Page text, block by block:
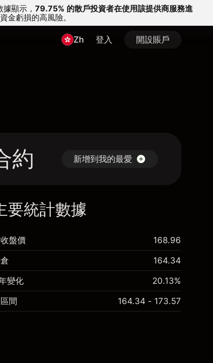
據顯示， 79.75% 的散戶投資者在使用該提供商服務進
金虧損的高風險。
Zh 登入 開設賬戶
約 新增到我的最愛
要統計數據
盤價 168.96
164.34
變化 20.13%
間 164.34 - 173.57